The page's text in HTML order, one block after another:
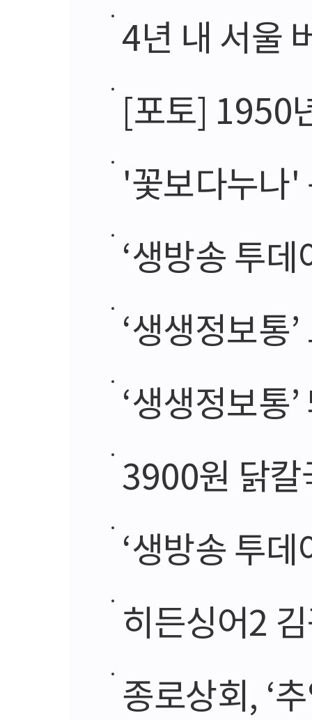
4년 내 서울
[포토] 1950
'꽃보다누나' 윤
‘생방송 투
‘생생정보통’ 보
‘생생정보통’
3900원 닭칼국
‘생방송 투
히든싱어2 김
종로상회, ‘